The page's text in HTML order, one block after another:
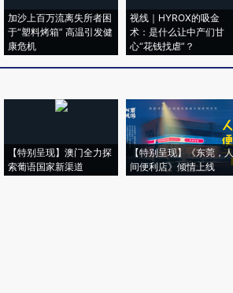
加沙上百万流离失所者困
于“塑料烤箱” 高温引发健
康危机
视线｜HYROX的吸金
术：是什么让中产们甘
心“花钱找虐”？
【特别呈现】澳门全力探
索葡语国家新渠道
【特别呈现】《东莞，人
间便利店》倾情上线